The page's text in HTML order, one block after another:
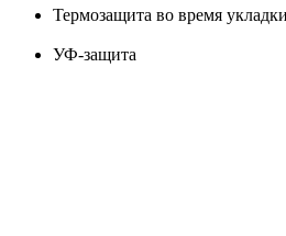
Термозащита во время
УФ-защита